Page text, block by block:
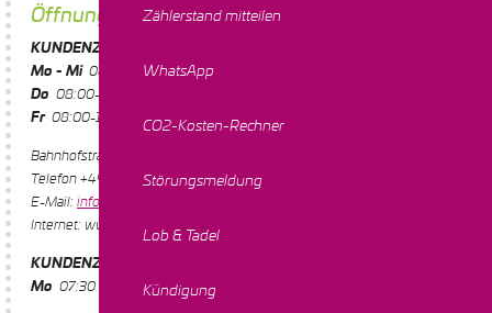
Öffnungszeiten
KUNDENZENTRUM RIETBERG
Mo - Mi08:00-12:30 / 13:00-16:30 Uhr
Do 08:00-12:30 / 13:00-18:00 Uhr
Fr08:00-13:30 Uhr
Bahnhofstraße 14
Telefon +49 (0) 5244 9609944
E-Mail:info@stadtwerke-rl.de
Internet: www.stadtwerke-rl.de
KUNDENZENTRUM LANGENBERG
Mo 07:30 - 13:30 / 14:30 - 16:00 Uhr
Zählerstand mitteilen
WhatsApp
CO2-Kosten-Rechner
Störungsmeldung
Lob & Tadel
Kündigung